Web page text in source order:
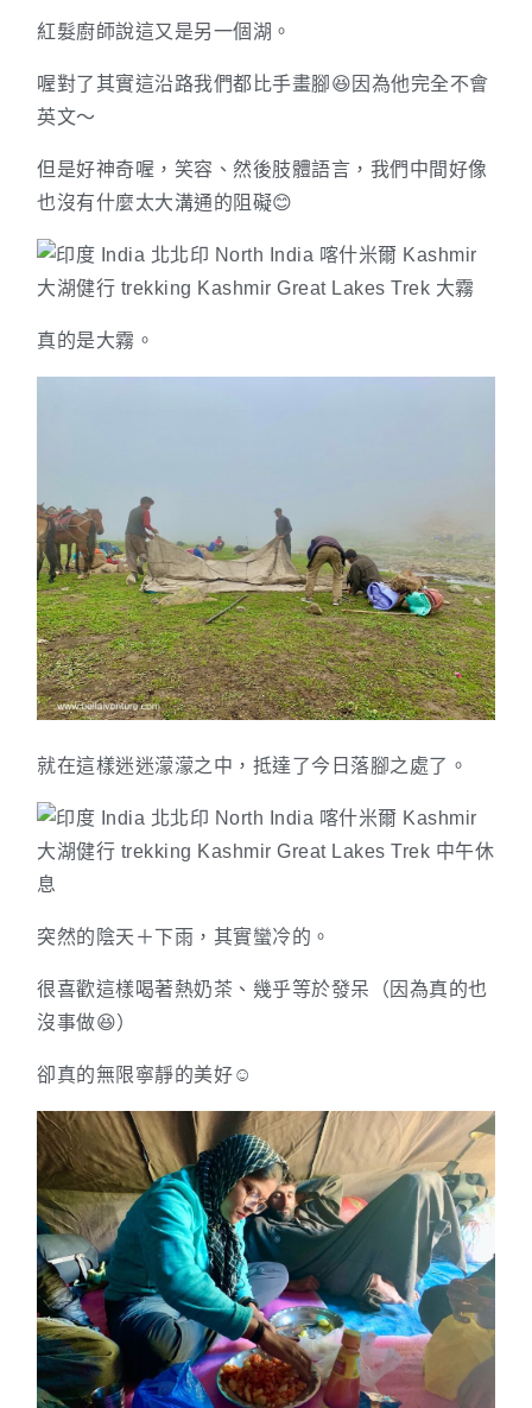
紅髮廚師說這又是另一個湖。
喔對了其實這沿路我們都比手畫腳😆因為他完全不會
英文～
但是好神奇喔，笑容、然後肢體語言，我們中間好像
也沒有什麼太大溝通的阻礙😊
真的是大霧。
就在這樣迷迷濛濛之中，抵達了今日落腳之處了。
突然的陰天＋下雨，其實蠻冷的。
很喜歡這樣喝著熱奶茶、幾乎等於發呆（因為真的也
沒事做😆）
卻真的無限寧靜的美好☺️